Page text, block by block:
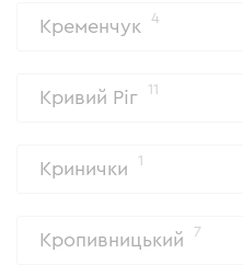
Кременчук 4
Кривий Ріг 11
Кринички 1
Кропивницький 7